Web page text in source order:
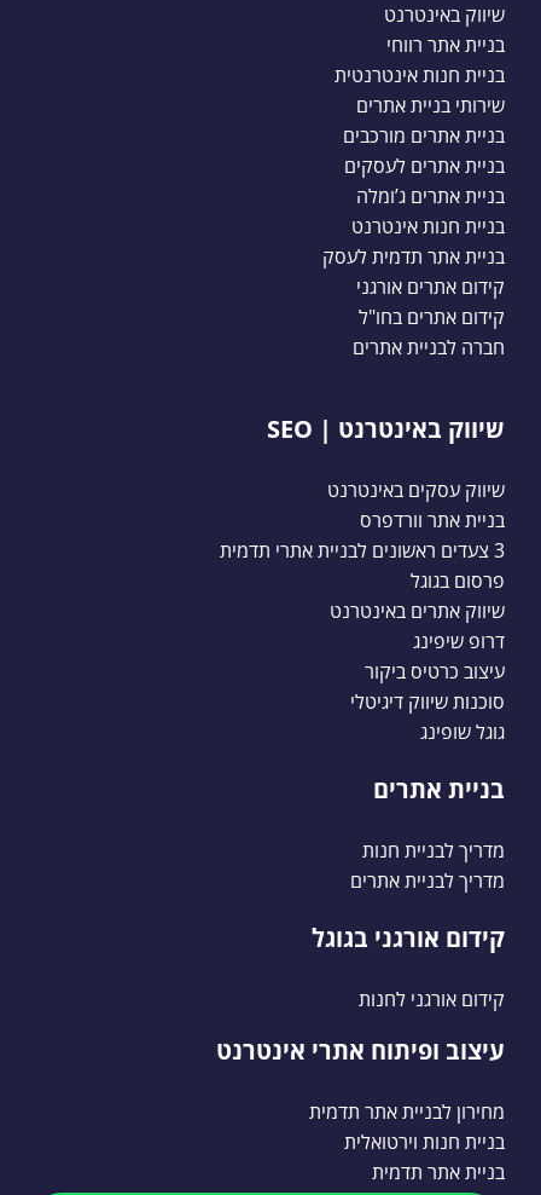
שיווק באינטרנט
בניית אתר רווחי
בניית חנות אינטרנטית
שירותי בניית אתרים
בניית אתרים מורכבים
בניית אתרים לעסקים
בניית אתרים ג’ומלה
בניית חנות אינטרנט
בניית אתר תדמית לעסק
קידום אתרים אורגני
קידום אתרים בחו"ל
חברה לבניית אתרים
שיווק באינטרנט | SEO
שיווק עסקים באינטרנט
בניית אתר וורדפרס
3 צעדים ראשונים לבניית אתרי תדמית
פרסום בגוגל
שיווק אתרים באינטרנט
דרופ שיפינג
עיצוב כרטיס ביקור
סוכנות שיווק דיגיטלי
גוגל שופינג
בניית אתרים
מדריך לבניית חנות
מדריך לבניית אתרים
קידום אורגני בגוגל
קידום אורגני לחנות
עיצוב ופיתוח אתרי אינטרנט
מחירון לבניית אתר תדמית
בניית חנות וירטואלית
בניית אתר תדמית